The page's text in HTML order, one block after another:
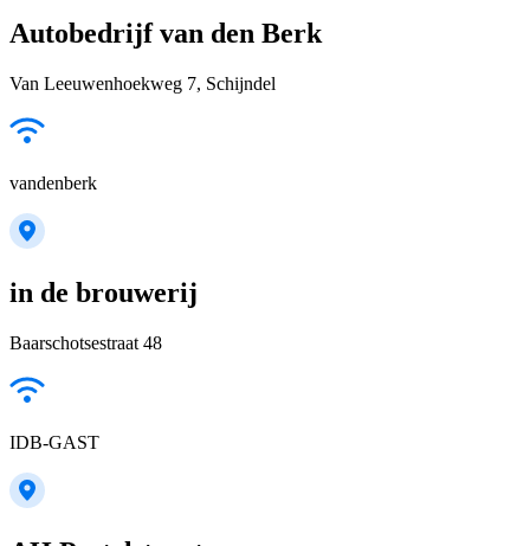
Autobedrijf van den Berk
Van Leeuwenhoekweg 7, Schijndel
vandenberk
in de brouwerij
Baarschotsestraat 48
IDB-GAST